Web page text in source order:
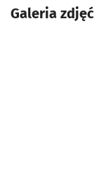
Galeria zdjęć